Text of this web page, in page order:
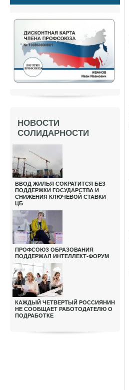
НОВОСТИ
СОЛИДАРНОСТИ
ВВОД ЖИЛЬЯ СОКРАТИТСЯ БЕЗ
ПОДДЕРЖКИ ГОСУДАРСТВА И
СНИЖЕНИЯ КЛЮЧЕВОЙ СТАВКИ
ЦБ
ПРОФСОЮЗ ОБРАЗОВАНИЯ
ПОДДЕРЖАЛ ИНТЕЛЛЕКТ-ФОРУМ
КАЖДЫЙ ЧЕТВЕРТЫЙ РОССИЯНИН
НЕ СООБЩАЕТ РАБОТОДАТЕЛЮ О
ПОДРАБОТКЕ